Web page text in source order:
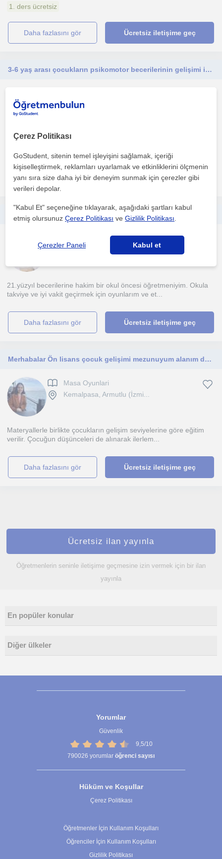
1. ders ücretsiz
daha fazlasını gör Ücretsiz iletişime geç
3-6 yaş arası çocukların psikomotor becerilerinin gelişimi için etkinlikler yapılması, yaşlarına uygun oyunlarla öğretim yapılması
Karsiyaka İzmir
Yaş grubuna uygun haftalık hedef belirleyerek etkinlikler
daha fazlasını gör Ücretsiz iletişime geç
Çevrimiçi dersler
21.yüzyıl becerilerine hakim bir okul öncesi öğretmeniyim. Okula
takviye ve iyi vakit geçirmek için oyunlarım ve et...
daha fazlasını gör Ücretsiz iletişime geç
Merhabalar Ön lisans çocuk gelişimi mezunuyum alanım da tecrübem olmadı ama oyunlar konusunda hayal gücüme güveniyorum.
Masa Oyunlari
Kemalpasa, Armutlu (İzmi...
Materyallerle birlikte çocukların gelişim seviyelerine göre eğitim
verilir. Çocuğun düşünceleri de alınarak ilerlem...
daha fazlasını gör Ücretsiz iletişime geç
Ücretsiz ilan yayınla
Öğretmenlerin seninle iletişime geçmesine izin vermek için bir ilan
yayınla
En popüler konular
Diğer ülkeler
Yorumlar
Güvenlik
9,5/10
790026 yorumlar öğrenci sayısı
Hüküm ve Koşullar
Çerez Politikası
Öğretmenler İçin Kullanım Koşulları
Öğrenciler İçin Kullanım Koşulları
Gizlilik Politikası
Çerez Politikası
GoStudent, sitenin temel işleyişini sağlamak, içeriği
kişiselleştirmek, reklamları uyarlamak ve etkinliklerini ölçmenin
yanı sıra size daha iyi bir deneyim sunmak için çerezler gibi
verileri depolar.
"Kabul Et" seçeneğine tıklayarak, aşağıdaki şartları kabul
etmiş olursunuzÇerez Politikası veGizlilik Politikası
Çerezler Paneli Kabul et